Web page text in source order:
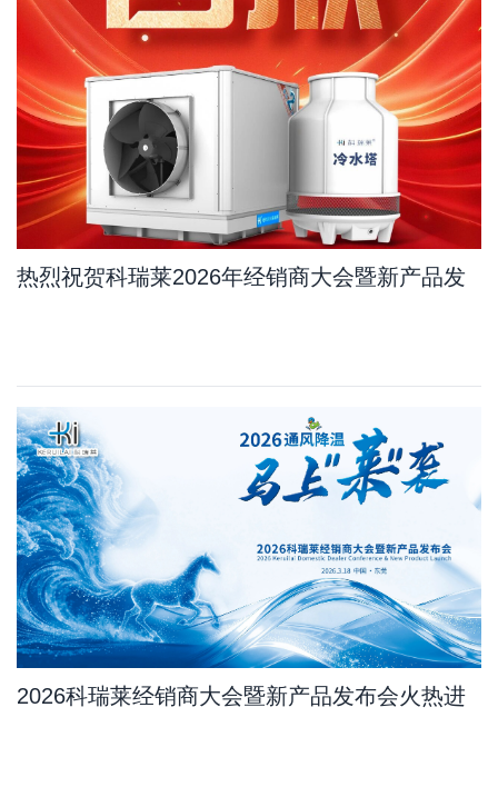
热烈祝贺科瑞莱2026年经销商大会暨新产品发
2026科瑞莱经销商大会暨新产品发布会火热进